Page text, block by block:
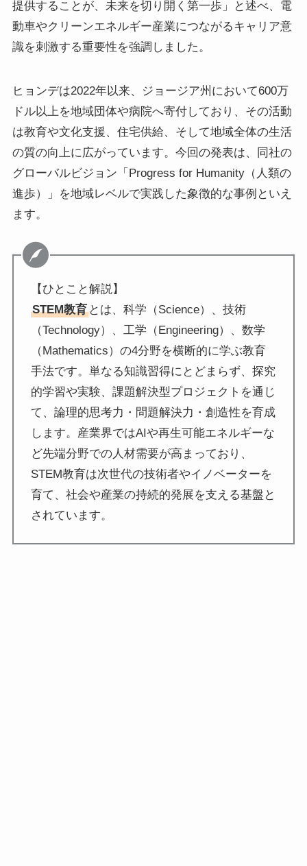
提供することが、未来を切り開く第一歩」と述べ、電
動車やクリーンエネルギー産業につながるキャリア意
識を刺激する重要性を強調しました。
ヒョンデは2022年以来、ジョージア州において600万
ドル以上を地域団体や病院へ寄付しており、その活動
は教育や文化支援、住宅供給、そして地域全体の生活
の質の向上に広がっています。今回の発表は、同社の
グローバルビジョン「Progress for Humanity（人類の
進歩）」を地域レベルで実践した象徴的な事例といえ
ます。
【ひとこと解説】
STEM教育 とは、科学（Science）、技術
（Technology）、工学（Engineering）、数学
（Mathematics）の4分野を横断的に学ぶ教育
手法です。単なる知識習得にとどまらず、探究
的学習や実験、課題解決型プロジェクトを通じ
て、論理的思考力・問題解決力・創造性を育成
します。産業界ではAIや再生可能エネルギーな
ど先端分野での人材需要が高まっており、
STEM教育は次世代の技術者やイノベーターを
育て、社会や産業の持続的発展を支える基盤と
されています。